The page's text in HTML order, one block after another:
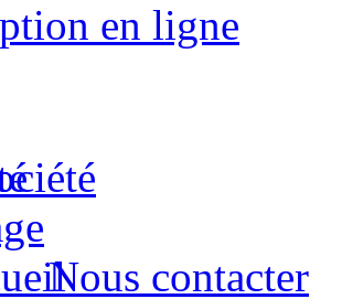
en ligne
Nous contacter